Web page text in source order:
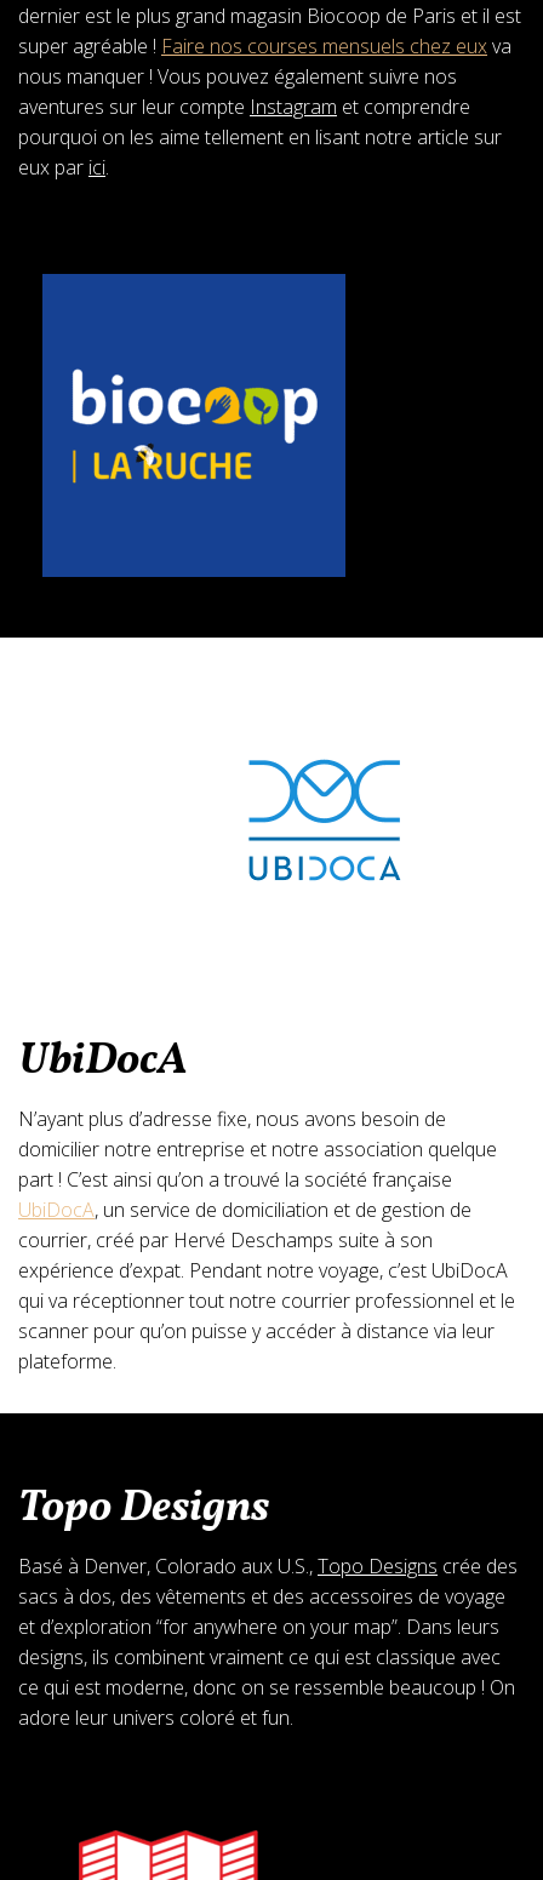
dernier est le plus grand magasin Biocoop de Paris et il est
super agréable ! Faire nos courses mensuels chez euxva
nous manquer ! Vous pouvez également suivre nos
aventures sur leur compte Instagram et comprendre
pourquoi on les aime tellement en lisant notre article sur
eux par ici.
UbiDocA
N’ayant plus d’adresse fixe, nous avons besoin de
domicilier notre entreprise et notre association quelque
part ! C’est ainsi qu’on a trouvé la société française
UbiDocA, un service de domiciliation et de gestion de
courrier, créé par Hervé Deschamps suite à son
expérience d’expat. Pendant notre voyage, c’est UbiDocA
qui va réceptionner tout notre courrier professionnel et le
scanner pour qu’on puisse y accéder à distance via leur
plateforme.
Topo Designs
Basé à Denver, Colorado aux U.S.,Topo Designs crée des
sacs à dos, des vêtements et des accessoires de voyage
et d’exploration “for anywhere on your map”. Dans leurs
designs, ils combinent vraiment ce qui est classique avec
ce qui est moderne, donc on se ressemble beaucoup ! On
adore leur univers coloré et fun.